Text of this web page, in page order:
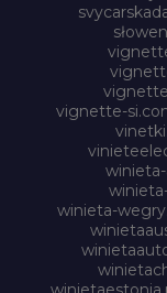
vignette-
winieta-